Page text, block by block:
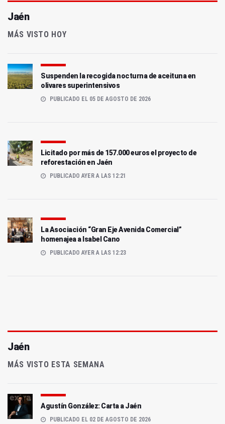
Jaén
MÁS VISTO HOY
Suspenden la recogida nocturna de aceituna en
olivares superintensivos
PUBLICADO EL 05 DE AGOSTO DE 2026
Licitado por más de 157.000 euros el proyecto de
reforestación en Jaén
PUBLICADO AYER A LAS 12:21
La Asociación “Gran Eje Avenida Comercial”
homenajea a Isabel Cano
PUBLICADO AYER A LAS 12:23
Jaén
MÁS VISTO ESTA SEMANA
Agustín González: Carta a Jaén
PUBLICADO EL 02 DE AGOSTO DE 2026